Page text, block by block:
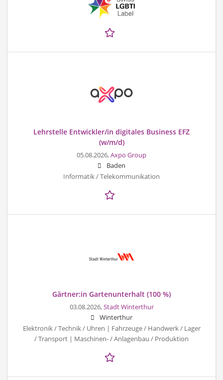
Lehrstelle Entwickler/in digitales Business EFZ
(w/m/d)
05.08.2026,Axpo Group
Baden
Informatik / Telekommunikation
Gärtner:in Gartenunterhalt (100 %)
03.08.2026,Stadt Winterthur
Winterthur
Elektronik / Technik / Uhren | Fahrzeuge / Handwerk / Lager
/ Transport | Maschinen- / Anlagenbau / Produktion